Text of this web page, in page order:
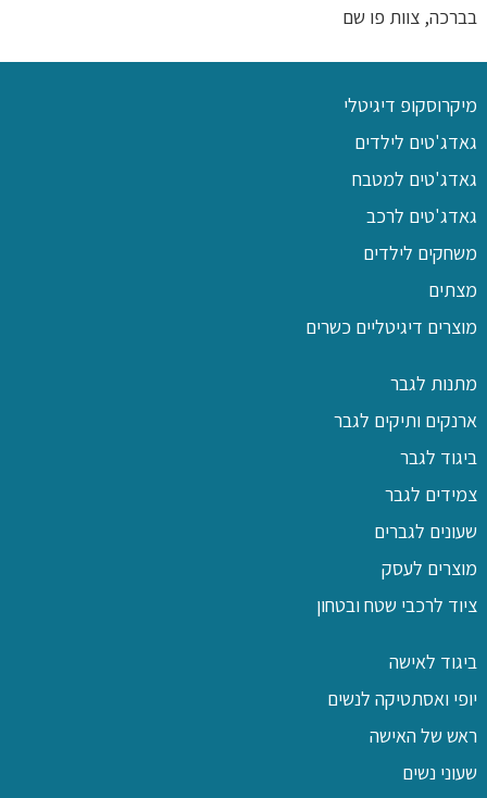
בברכה, צוות פו שם
מיקרוסקופ דיגיטלי
גאדג'טים לילדים
גאדג'טים למטבח
גאדג'טים לרכב
משחקים לילדים
מצתים
מוצרים דיגיטליים כשרים
מתנות לגבר
ארנקים ותיקים לגבר
ביגוד לגבר
צמידים לגבר
שעונים לגברים
מוצרים לעסק
ציוד לרכבי שטח ובטחון
ביגוד לאישה
יופי ואסתטיקה לנשים
ראש של האישה
שעוני נשים